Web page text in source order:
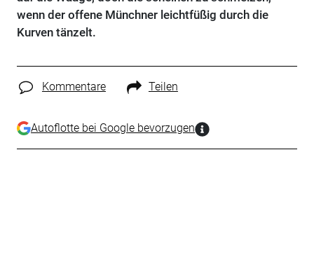
wenn der offene Münchner leichtfüßig durch die
Kurven tänzelt.
Kommentare Teilen
Autoflotte bei Google bevorzugen